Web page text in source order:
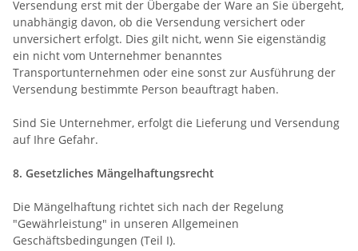
Versendung erst mit der Übergabe der Ware an Sie übergeht,
unabhängig davon, ob die Versendung versichert oder
unversichert erfolgt. Dies gilt nicht, wenn Sie eigenständig
ein nicht vom Unternehmer benanntes
Transportunternehmen oder eine sonst zur Ausführung der
Versendung bestimmte Person beauftragt haben.
Sind Sie Unternehmer, erfolgt die Lieferung und Versendung
auf Ihre Gefahr.
8. Gesetzliches Mängelhaftungsrecht
Die Mängelhaftung richtet sich nach der Regelung
"Gewährleistung" in unseren Allgemeinen
Geschäftsbedingungen (Teil I).